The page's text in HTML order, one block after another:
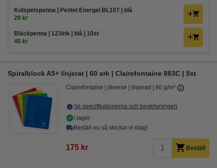
Kulspetspenna | Pentel Energel BL107 | blå
29 kr
Bläckpenna | 123ink | blå | 10st
40 kr
Spiralblock A5+ linjerat | 60 ark | Clairefontaine 883C | 5st
Clairefontaine diverse linjerad 90 g/m²
Se specifikationerna och beskrivningen
i lager
Beställ nu så skickar vi idag!
175 kr Beställ